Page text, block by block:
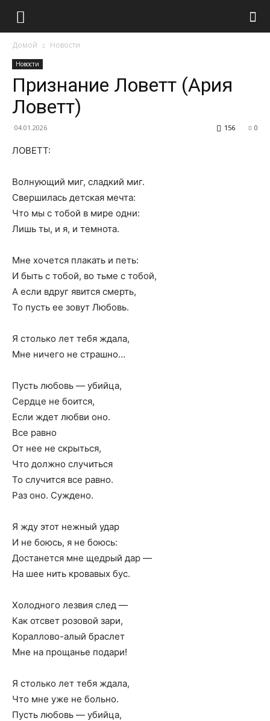
Домой Новости
Новости
Признание Ловетт (Ария
Ловетт)
04.01.2026 0
156
ЛОВЕТТ:
Волнующий миг, сладкий миг.
Свершилась детская мечта:
Что мы с тобой в мире одни:
Лишь ты, и я, и темнота.
Мне хочется плакать и петь:
И быть с тобой, во тьме с тобой,
А если вдруг явится смерть,
То пусть ее зовут Любовь.
Я столько лет тебя ждала,
Мне ничего не страшно…
Пусть любовь — убийца,
Сердце не боится,
Если ждет любви оно.
Все равно
От нее не скрыться,
Что должно случиться
То случится все равно.
Раз оно. Суждено.
Я жду этот нежный удар
И не боюсь, я не боюсь:
Достанется мне щедрый дар —
На шее нить кровавых бус.
Холодного лезвия след —
Как отсвет розовой зари,
Кораллово-алый браслет
Мне на прощанье подари!
Я столько лет тебя ждала,
Что мне уже не больно.
Пусть любовь — убийца,